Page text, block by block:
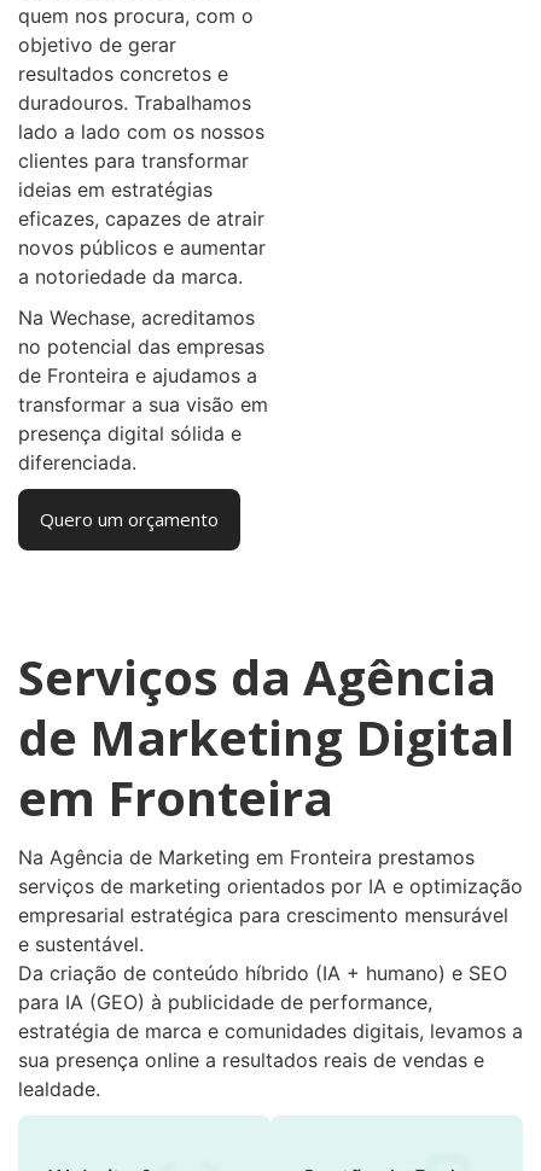
quem nos procura, com o
objetivo de gerar
resultados concretos e
duradouros. Trabalhamos
lado a lado com os nossos
clientes para transformar
ideias em estratégias
eficazes, capazes de atrair
novos públicos e aumentar
a notoriedade da marca.
Na Wechase, acreditamos
no potencial das empresas
de Fronteira e ajudamos a
transformar a sua visão em
presença digital sólida e
diferenciada.
Quero um orçamento
Serviços da Agência
de Marketing Digital
em Fronteira
Na Agência de Marketing em Fronteira prestamos
serviços de marketing orientados por IA e optimização
empresarial estratégica para crescimento mensurável
e sustentável.
Da criação de conteúdo híbrido (IA + humano) e SEO
para IA (GEO) à publicidade de performance,
estratégia de marca e comunidades digitais, levamos a
sua presença online a resultados reais de vendas e
lealdade.